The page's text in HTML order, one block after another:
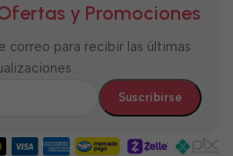
y Promociones
correo para recibir las últimas